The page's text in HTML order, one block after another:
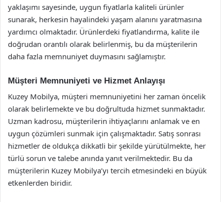
yaklaşımı sayesinde, uygun fiyatlarla kaliteli ürünler
sunarak, herkesin hayalindeki yaşam alanını yaratmasına
yardımcı olmaktadır. Ürünlerdeki fiyatlandırma, kalite ile
doğrudan orantılı olarak belirlenmiş, bu da müşterilerin
daha fazla memnuniyet duymasını sağlamıştır.
Müşteri Memnuniyeti ve Hizmet Anlayışı
Kuzey Mobilya, müşteri memnuniyetini her zaman öncelik
olarak belirlemekte ve bu doğrultuda hizmet sunmaktadır.
Uzman kadrosu, müşterilerin ihtiyaçlarını anlamak ve en
uygun çözümleri sunmak için çalışmaktadır. Satış sonrası
hizmetler de oldukça dikkatli bir şekilde yürütülmekte, her
türlü sorun ve talebe anında yanıt verilmektedir. Bu da
müşterilerin Kuzey Mobilya’yı tercih etmesindeki en büyük
etkenlerden biridir.